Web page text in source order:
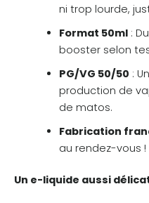
ni trop lourde,
Format 50ml:
booster selon
PG/VG 50/50 :
production de
de matos.
Fabrication
au rendez-vous !
Un e-liquide aussi